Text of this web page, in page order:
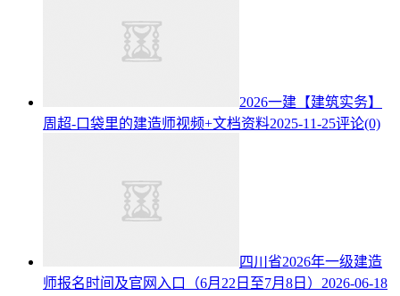
2026一建【建筑实务】
周超-口袋里的建造师视频+文档资料2025-11-25评论(0)
四川省2026年一级建造
师报名时间及官网入口（6月22日至7月8日） 2026-06-18